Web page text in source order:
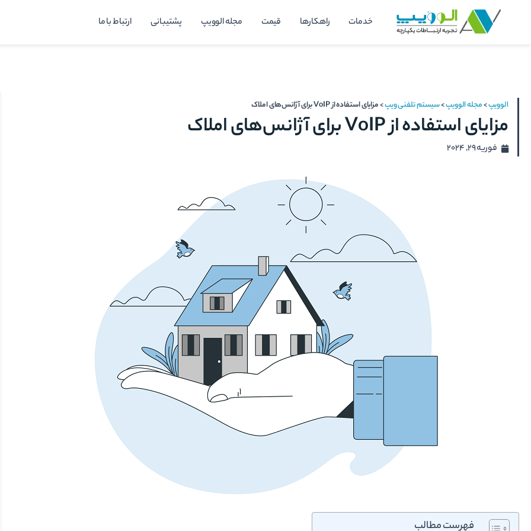
خدمات راهکارها قیمت مجله الوویپ پشتیبانی ارتباط با ما
الوویپ>مجله الوویپ>سیستم تلفنی ویپ>مزایای استفاده از VoIP برای آژانس‌های املاک
مزایای استفاده از VoIP برای آژانس‌های املاک
فوریه 29, 2024
فهرست مطالب